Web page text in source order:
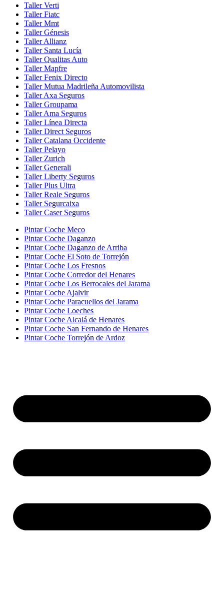
Taller Verti
Taller Fiatc
Taller Mmt
Taller Génesis
Taller Allianz
Taller Santa Lucía
Taller Qualitas Auto
Taller Mapfre
Taller Fenix Directo
Taller Mutua Madrileña Automovilista
Taller Axa Seguros
Taller Groupama
Taller Ama Seguros
Taller Línea Directa
Taller Direct Seguros
Taller Catalana Occidente
Taller Pelayo
Taller Zurich
Taller Generali
Taller Liberty Seguros
Taller Plus Ultra
Taller Reale Seguros
Taller Segurcaixa
Taller Caser Seguros
Pintar Coche Meco
Pintar Coche Daganzo
Pintar Coche Daganzo de Arriba
Pintar Coche El Soto de Torrejón
Pintar Coche Los Fresnos
Pintar Coche Corredor del Henares
Pintar Coche Los Berrocales del Jarama
Pintar Coche Ajalvir
Pintar Coche Paracuellos del Jarama
Pintar Coche Loeches
Pintar Coche Alcalá de Henares
Pintar Coche San Fernando de Henares
Pintar Coche Torrejón de Ardoz